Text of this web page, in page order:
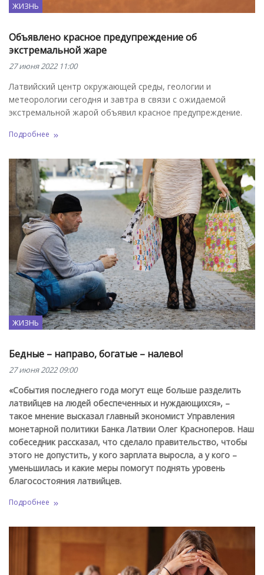
ЖИЗНЬ
Объявлено красное предупреждение об
экстремальной жаре
27 июня 2022 11:00
Латвийский центр окружающей среды, геологии и
метеорологии сегодня и завтра в связи с ожидаемой
экстремальной жарой объявил красное предупреждение.
Подробнее
ЖИЗНЬ
Бедные – направо, богатые – налево!
27 июня 2022 09:00
«События последнего года могут еще больше разделить
латвийцев на людей обеспеченных и нуждающихся», –
такое мнение высказал главный экономист Управления
монетарной политики Банка Латвии Олег Красноперов. Наш
собеседник рассказал, что сделало правительство, чтобы
этого не допустить, у кого зарплата выросла, а у кого –
уменьшилась и какие меры помогут поднять уровень
благосостояния латвийцев.
Подробнее